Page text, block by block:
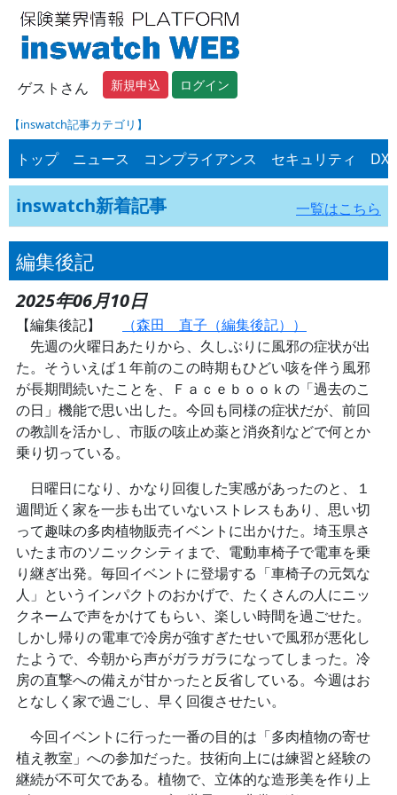
ゲストさん 新規申込 ログイン
【inswatch記事カテゴリ】
トップ ニュース コンプライアンス セキュリティ DX
inswatch新着記事 一覧はこちら
編集後記
2025年06月10日
【編集後記】
（森田 直子（編集後記））
先週の火曜日あたりから、久しぶりに風邪の症状が出
た。そういえば１年前のこの時期もひどい咳を伴う風邪
が長期間続いたことを、Ｆａｃｅｂｏｏｋの「過去のこ
の日」機能で思い出した。今回も同様の症状だが、前回
の教訓を活かし、市販の咳止め薬と消炎剤などで何とか
乗り切っている。
日曜日になり、かなり回復した実感があったのと、１
週間近く家を一歩も出ていないストレスもあり、思い切
って趣味の多肉植物販売イベントに出かけた。埼玉県さ
いたま市のソニックシティまで、電動車椅子で電車を乗
り継ぎ出発。毎回イベントに登場する「車椅子の元気な
人」というインパクトのおかげで、たくさんの人にニッ
クネームで声をかけてもらい、楽しい時間を過ごせた。
しかし帰りの電車で冷房が強すぎたせいで風邪が悪化し
たようで、今朝から声がガラガラになってしまった。冷
房の直撃への備えが甘かったと反省している。今週はお
となしく家で過ごし、早く回復させたい。
今回イベントに行った一番の目的は「多肉植物の寄せ
植え教室」への参加だった。技術向上には練習と経験の
継続が不可欠である。植物で、立体的な造形美を作り上